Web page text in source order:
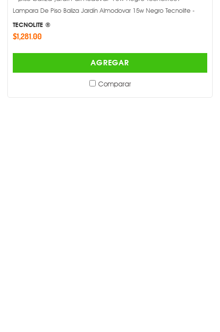
Lampara De Piso Baliza Jardín Almodovar 15w Negro Tecnolite -
TECNOLITE ®
$1,281.00
AGREGAR
Comparar